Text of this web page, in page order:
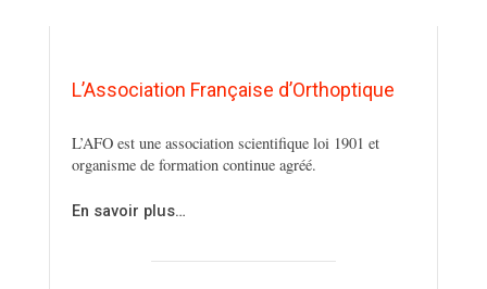
L’Association Française d’Orthoptique
L’AFO est une association scientifique loi 1901 et
organisme de formation continue agréé.
En savoir plus…